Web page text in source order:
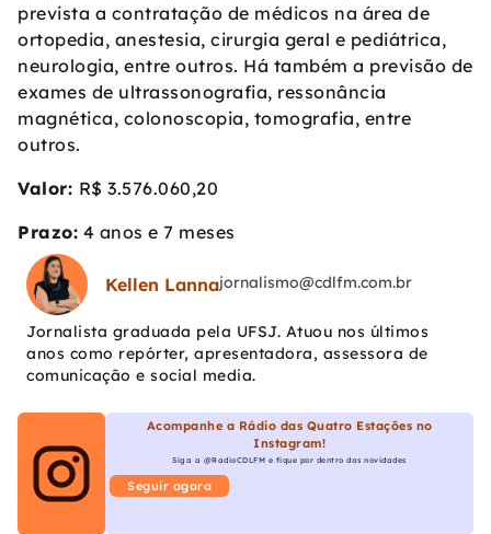
prevista a contratação de médicos na área de
ortopedia, anestesia, cirurgia geral e pediátrica,
neurologia, entre outros. Há também a previsão de
exames de ultrassonografia, ressonância
magnética, colonoscopia, tomografia, entre
outros.
Valor: R$ 3.576.060,20
Prazo: 4 anos e 7 meses
Kellen Lannajornalismo@cdlfm.com.br
Jornalista graduada pela UFSJ. Atuou nos últimos
anos como repórter, apresentadora, assessora de
comunicação e social media.
Acompanhe a Rádio das Quatro Estações no
Instagram!
Siga a @RadioCDLFM e fique por dentro das novidades
Seguir agora